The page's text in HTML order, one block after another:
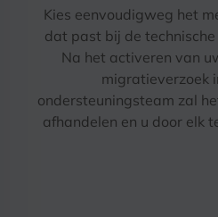
Kies eenvoudigweg het
dat past bij de
Na het activeren van
migratieverzoek
ondersteuningsteam zal
afhandelen en u door elk